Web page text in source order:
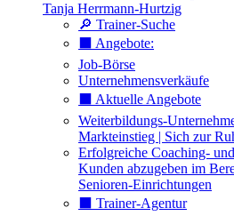
Tanja Herrmann-Hurtzig
🔎 Trainer-Suche
⬛️ Angebote:
Job-Börse
Unternehmensverkäufe
⬛️ Aktuelle Angebote
Weiterbildungs-
Markteinstieg | Sich zur
Erfolgreiche Coaching-
Kunden abzugeben im
Senioren-Einrichtungen
⬛️ Trainer-Agentur